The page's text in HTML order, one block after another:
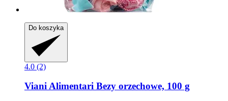
Do koszyka
4.0 (2)
Viani Alimentari Bezy orzechowe, 100 g